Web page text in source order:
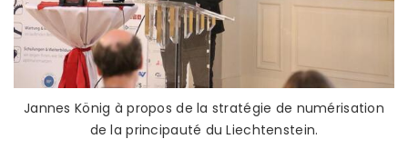
Jannes König à propos de la stratégie de numérisation
de la principauté du Liechtenstein.